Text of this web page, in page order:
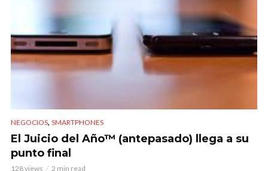
NEGOCIOS, SMARTPHONES
El Juicio del Año™ (antepasado) llega a su
punto final
128 views 2 min read